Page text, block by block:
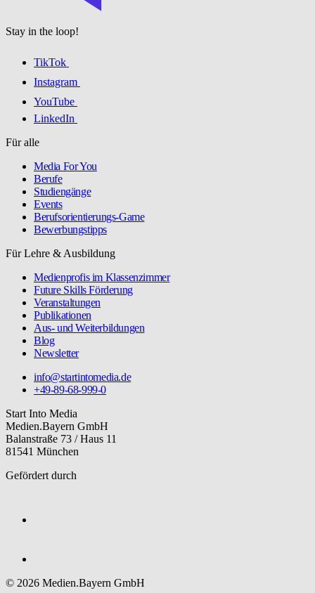
Stay in the loop!
TikTok
Instagram
YouTube
LinkedIn
Für alle
Media For You
Berufe
Studiengänge
Events
Berufsorientierungs-Game
Bewerbungstipps
Für Lehre & Ausbildung
Medienprofis im Klassenzimmer
Future Skills Förderung
Veranstaltungen
Publikationen
Aus- und Weiterbildungen
Blog
Newsletter
info@startintomedia.de
+49-89-68-999-0
Start Into Media
Medien.Bayern GmbH
Balanstraße 73 / Haus 11
81541 München
Gefördert durch
© 2026 Medien.Bayern GmbH